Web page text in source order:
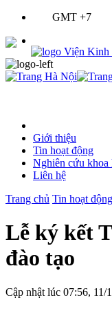
GMT +7
Giới thiệu
Tin hoạt động
Nghiên cứu khoa
Liên hệ
Trang chủ Tin hoạt động
Lễ ký kết
đào tạo
Cập nhật lúc 07:56, 11/